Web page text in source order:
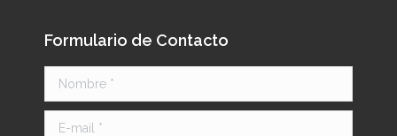
Formulario de Contacto
Nombre *
E-mail *